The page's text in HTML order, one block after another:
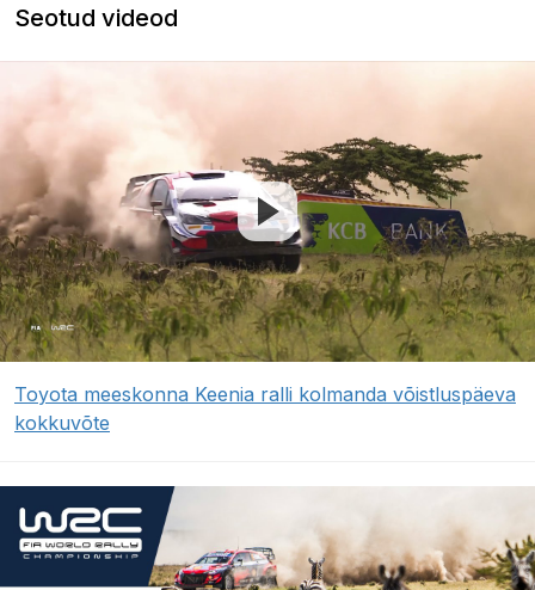
Seotud videod
Toyota meeskonna Keenia ralli kolmanda võistluspäeva
kokkuvõte